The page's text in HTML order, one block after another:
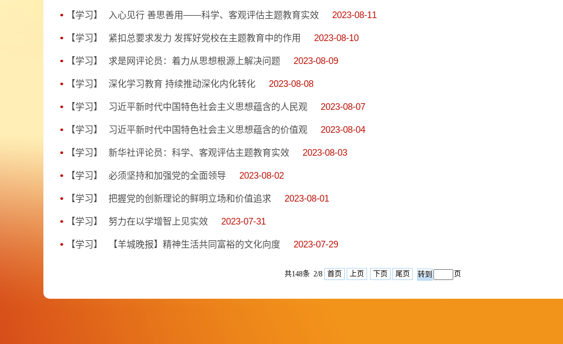
【学习】 入心见行 善思善用——科学、客观评估主题教育实效 2023-08-11
【学习】 紧扣总要求发力 发挥好党校在主题教育中的作用 2023-08-10
【学习】 求是网评论员：着力从思想根源上解决问题 2023-08-09
【学习】 深化学习教育 持续推动深化内化转化 2023-08-08
【学习】 习近平新时代中国特色社会主义思想蕴含的人民观 2023-08-07
【学习】 习近平新时代中国特色社会主义思想蕴含的价值观 2023-08-04
【学习】 新华社评论员：科学、客观评估主题教育实效 2023-08-03
【学习】 必须坚持和加强党的全面领导 2023-08-02
【学习】 把握党的创新理论的鲜明立场和价值追求 2023-08-01
【学习】 努力在以学增智上见实效 2023-07-31
【学习】 【羊城晚报】精神生活共同富裕的文化向度 2023-07-29
共148条 2/8 首页 上页 下页 尾页 页